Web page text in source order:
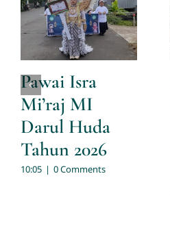
Pawai Isra
Mi’raj MI
Darul Huda
Tahun 2026
10:05 | 0 Comments